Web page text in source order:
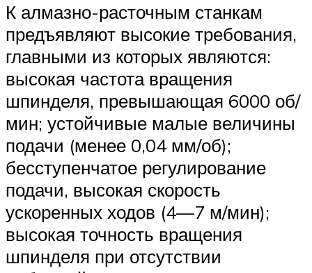
К алмазно-расточным станкам
предъявляют высокие требования,
главными из которых являются:
высокая частота вращения
шпинделя, превышающая 6000 об/
мин; устойчивые малые величины
подачи (менее 0,04 мм/об);
бесступенчатое регулирование
подачи, высокая скорость
ускоренных ходов (4—7 м/мин);
высокая точность вращения
шпинделя при отсутствии